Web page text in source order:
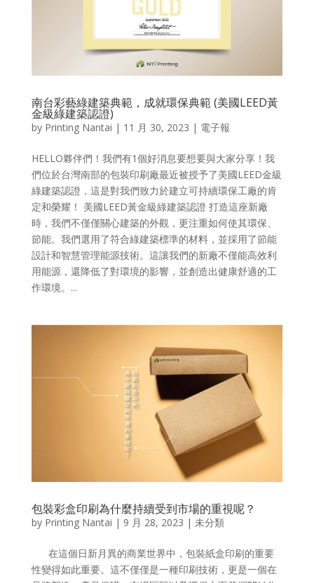
南台彩藝綠建築典範，成就環保典範 (美國LEED黃
金級綠建築認證)
by Printing Nantai | 11 月 30, 2023 | 電子報
HELLO夥伴們！我們有1個好消息要想要與大家分享！我
們位於台灣南部的包裝印刷廠最近被授予了美國LEED金級
綠建築認證，這是對我們致力於建立可持續環保工廠的肯
定和榮耀！ 美國LEED黃金級綠建築認證 打造這座新廠
時，我們不僅僅關心建築的外觀，更注重如何使其環保、
節能。我們選用了符合綠建築標準的材料，並採用了節能
設計和智慧管理能源技術。這讓我們的新廠不僅能高效利
用能源，還降低了對環境的影響，並創造出健康舒適的工
作環境。...
包裝彩盒印刷為什麼持續受到市場的重視呢？
by Printing Nantai | 9 月 28, 2023 | 未分類
在這個日新月異的商業世界中，包裝紙盒印刷的重要
性變得如此重要。這不僅僅是一種印刷技術，更是一個在